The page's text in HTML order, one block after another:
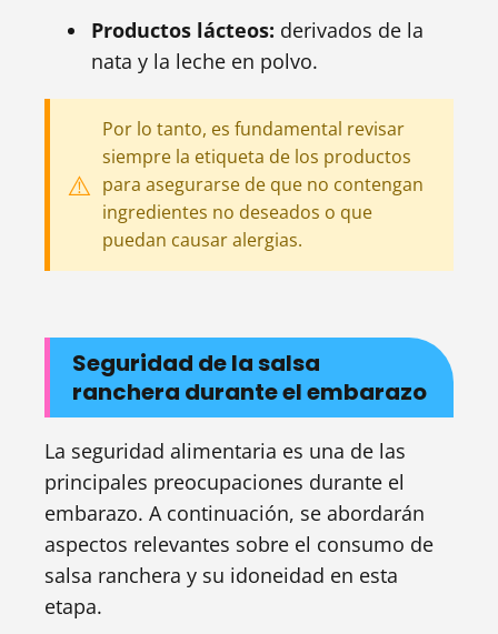
Productos lácteos: derivados de la
nata y la leche en polvo.
Por lo tanto, es fundamental revisar
siempre la etiqueta de los productos
para asegurarse de que no contengan
ingredientes no deseados o que
puedan causar alergias.
Seguridad de la salsa
ranchera durante el embarazo
La seguridad alimentaria es una de las
principales preocupaciones durante el
embarazo. A continuación, se abordarán
aspectos relevantes sobre el consumo de
salsa ranchera y su idoneidad en esta
etapa.